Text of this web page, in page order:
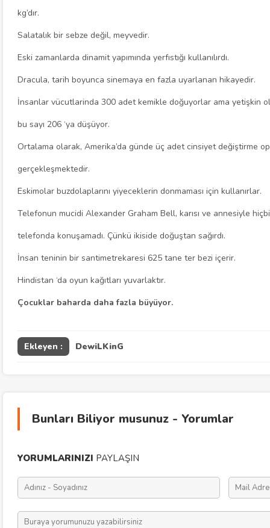
kg’dır.
Salatalık bir sebze değil, meyvedir.
Eski zamanlarda dinamit yapımında yerfıstığı kullanılırdı.
Dracula, tarih boyunca sinemaya en fazla uyarlanan hikayedir.
İnsanlar vücutlarinda 300 adet kemikle doğuyorlar ama yetişkin
bu sayı 206 ‘ya düşüyor.
Ortalama olarak, Amerika’da günde üç adet cinsiyet değiştirme
gerçekleşmektedir.
Eskimolar buzdolaplarını yiyeceklerin donmaması için kullanırlar.
Telefonun mucidi Alexander Graham Bell, karısı ve annesiyle
telefonda konuşamadı. Çünkü ikiside doğuştan sağırdı.
İnsan teninin bir santimetrekaresi 625 tane ter bezi içerir.
Hindistan ‘da oyun kağıtları yuvarlaktır.
Çocuklar baharda daha fazla büyüyor.
Ekleyen : DewiLKinG
Bunları Biliyor musunuz - Yorumlar
YORUMLARINIZI PAYLAŞIN